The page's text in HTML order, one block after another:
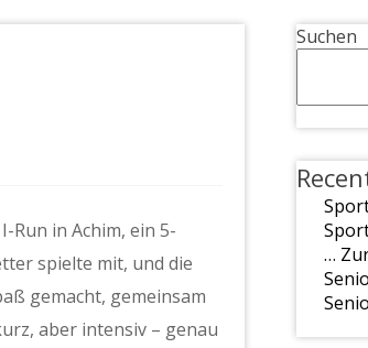
in Achim, ein 5-
spielte mit, und die
gemacht, gemeinsam
aber intensiv – genau
Suchen
…